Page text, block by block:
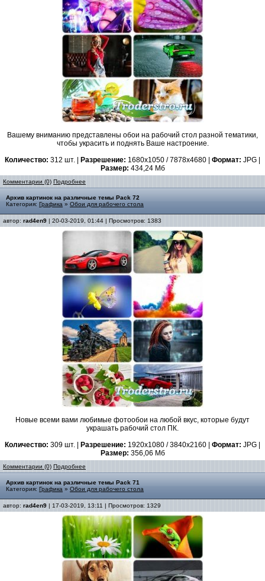
Вашему вниманию представлены обои на рабочий стол разной тематики,
чтобы украсить и поднять Ваше настроение.
Количество: 312 шт. | Разрешение: 1680x1050 / 7878x4680 | Формат: JPG |
Размер: 434,24 Мб
Комментарии (0) Подробнее
Архив картинок на различные темы Pack 72
Категория: Графика » Обои для рабочего стола
автор: rad4en9 | 20-03-2019, 01:44 | Просмотров: 1383
Новые всеми вами любимые фотообои на любой вкус, которые будут
украшать рабочий стол ПК.
Количество: 309 шт. | Разрешение: 1920x1080 / 3840x2160 | Формат: JPG |
Размер: 356,06 Мб
Комментарии (0) Подробнее
Архив картинок на различные темы Pack 71
Категория: Графика » Обои для рабочего стола
автор: rad4en9 | 17-03-2019, 13:11 | Просмотров: 1329